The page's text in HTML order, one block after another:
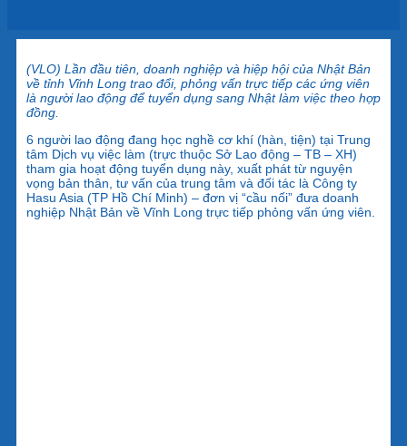
(VLO) Lần đầu tiên, doanh nghiệp và hiệp hội của Nhật Bản
về tỉnh Vĩnh Long trao đổi, phỏng vấn trực tiếp các ứng viên
là người lao động để tuyển dụng sang Nhật làm việc theo hợp
đồng.
6 người lao động đang học nghề cơ khí (hàn, tiện) tại Trung
tâm Dịch vụ việc làm (trực thuộc Sở Lao động – TB – XH)
tham gia hoạt động tuyển dụng này, xuất phát từ nguyện
vọng bản thân, tư vấn của trung tâm và đối tác là Công ty
Hasu Asia (TP Hồ Chí Minh) – đơn vị “cầu nối” đưa doanh
nghiệp Nhật Bản về Vĩnh Long trực tiếp phỏng vấn ứng viên.